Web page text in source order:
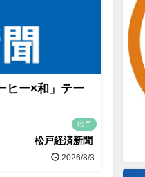
ヒー×和」テー
松戸
松戸経済新聞
2026/8/3